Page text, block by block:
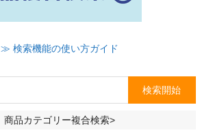
≫ 検索機能の使い方ガイド
商品カテゴリー複合検索>